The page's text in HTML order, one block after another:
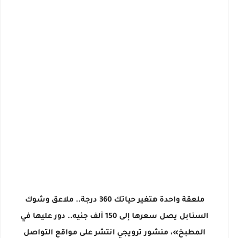
ملعقة واحدة هتغير حياتك 360 درجة.. ملاعق وشوك
السنابل يصل سعرها إلى 150 ألف جنيه.. دور عليها في
المطبخ»، منشور ترويجي انتشر على مواقع التواصل